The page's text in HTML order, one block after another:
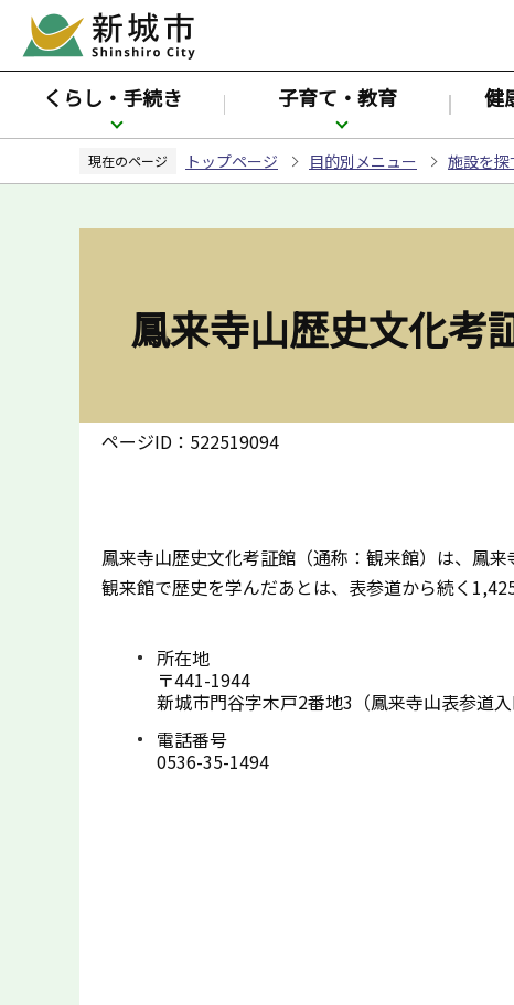
ペ
ジ
先
くらし・手続き 子育て・教育 健
現在のページ トップページ 目的別メニュー 施設を探
鳳来寺山歴史文化考
ページID：522519094
鳳来寺山歴史文化考証館（通称：観来館）は、鳳
観来館で歴史を学んだあとは、表参道から続く
所在地
〒441-1944
新城市門谷字木戸2番地3（鳳来寺山表参道入
電話番号
0536-35-1494